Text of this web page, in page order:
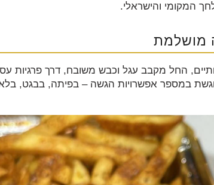
המקומי והישראלי.
מושלמת
החל מקבב עגל וכבש משובח, דרך פרגיות
במספר אפשרויות הגשה – בפיתה, בבגט,